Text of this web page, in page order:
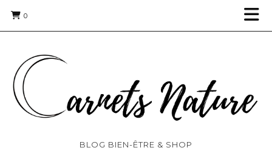
0
BLOG BIEN-ÊTRE & SHOP